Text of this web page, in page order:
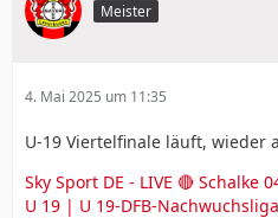
Meister
4. Mai 2025 um 11:35
U-19 Viertelfinale läuft, wieder
Sky Sport DE - LIVE 🔴 Schalke
U 19 | U 19-DFB-